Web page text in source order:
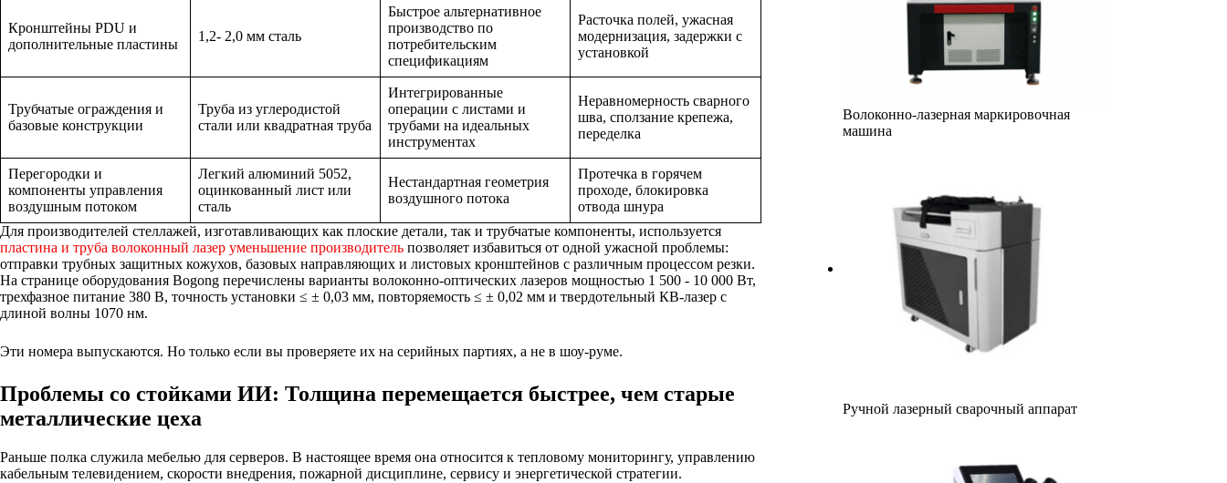
Кронштейны PDU и
дополнительные пластины
1,2- 2,0 мм сталь
Быстрое альтернативное
производство по
потребительским
спецификациям
Расточка полей, ужасная
модернизация, задержки с
установкой
Трубчатые ограждения и
базовые конструкции
Труба из углеродистой
стали или квадратная труба
Интегрированные
операции с листами и
трубами на идеальных
инструментах
Неравномерность сварного
шва, сползание крепежа,
переделка
Перегородки и
компоненты управления
воздушным потоком
Легкий алюминий 5052,
оцинкованный лист или
сталь
Нестандартная геометрия
воздушного потока
Протечка в горячем
проходе, блокировка
отвода шнура
Для производителей стеллажей, изготавливающих как плоские детали, так и трубчатые компоненты, используется
пластина и труба волоконный лазер уменьшение производитель позволяет избавиться от одной ужасной проблемы:
отправки трубных защитных кожухов, базовых направляющих и листовых кронштейнов с различным процессом резки.
На странице оборудования Bogong перечислены варианты волоконно-оптических лазеров мощностью 1 500 - 10 000 Вт,
трехфазное питание 380 В, точность установки ≤ ± 0,03 мм, повторяемость ≤ ± 0,02 мм и твердотельный КВ-лазер с
длиной волны 1070 нм.
Эти номера выпускаются. Но только если вы проверяете их на серийных партиях, а не в шоу-руме.
Проблемы со стойками ИИ: Толщина перемещается быстрее, чем старые
металлические цеха
Раньше полка служила мебелью для серверов. В настоящее время она относится к тепловому мониторингу, управлению
кабельным телевидением, скорости внедрения, пожарной дисциплине, сервису и энергетической стратегии.
Волоконно-лазерная маркировочная
машина
Ручной лазерный сварочный аппарат